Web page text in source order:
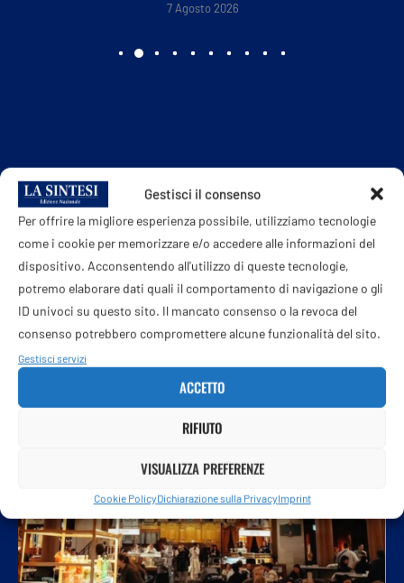
Gestisci il consenso
Per offrire la migliore esperienza possibile, utilizziamo tecnologie
come i cookie per memorizzare e/o accedere alle informazioni del
dispositivo. Acconsentendo all'utilizzo di queste tecnologie,
potremo elaborare dati quali il comportamento di navigazione o gli
ID univoci su questo sito. Il mancato consenso o la revoca del
consenso potrebbero compromettere alcune funzionalità del sito.
Gestisci servizi
ACCETTO
RIFIUTO
VISUALIZZA PREFERENZE
Cookie PolicyDichiarazione sulla PrivacyImprint
7 Agosto 2026